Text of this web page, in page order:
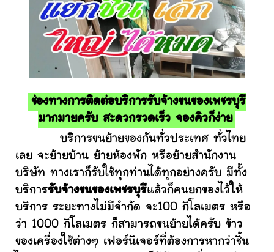
ช่องทางการติดต่อบริการรับจ้างขนของเพชรบุรี
มากมายครับ สะดวกรวดเร็ว จองคิวก็ง่าย
บริการขนย้ายของกันทั่วประเทศ ทั่วไทย
เลย จะย้ายบ้าน ย้ายห้องพัก หรือย้ายสำนักงาน
บริษัท ทางเราก็รับใช้ทุกท่านได้ทุกอย่างครับ มีทั้ง
บริการรับจ้างขนของเพชรบุรีแล้วก็คนยกของไว้ให้
บริการ ระยะทางไม่มีจำกัด จะ100 กิโลเมตร หรือ
ว่า 1000 กิโลเมตร ก็สามารถขนย้ายได้ครับ ข้าว
ของเครื่องใช้ต่างๆ เฟอร์นิเจอร์ที่ต้องการหากว่าชิ้น